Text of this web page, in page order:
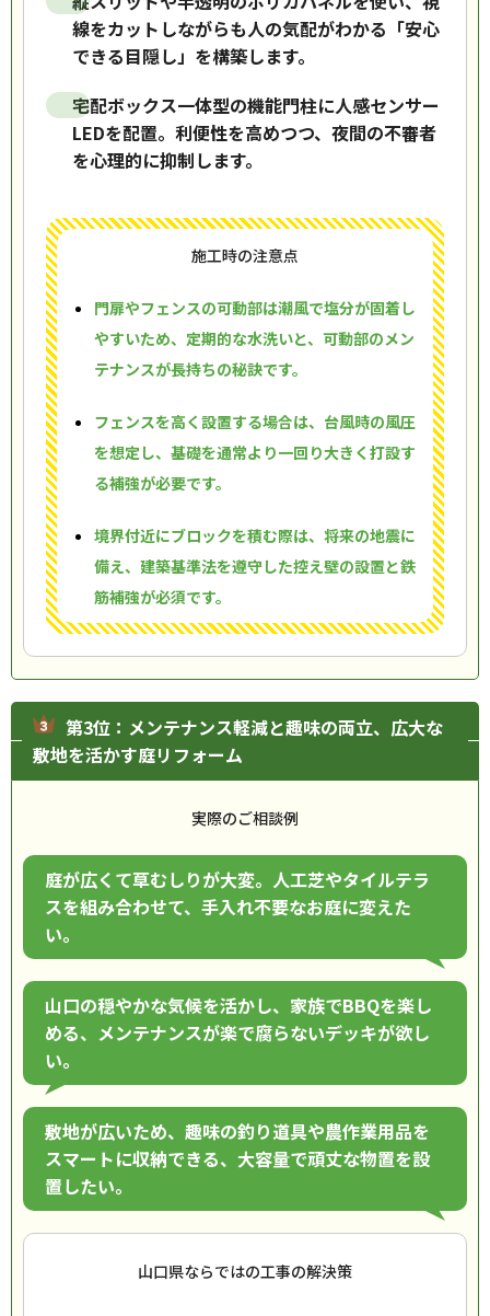
線をカットしながらも人の気配がわかる「安心
できる目隠し」を構築します。
宅配ボックス一体型の機能門柱に人感センサー
LEDを配置。利便性を高めつつ、夜間の不審者
を心理的に抑制します。
施工時の注意点
門扉やフェンスの可動部は潮風で塩分が固着し
やすいため、定期的な水洗いと、可動部のメン
テナンスが長持ちの秘訣です。
フェンスを高く設置する場合は、台風時の風圧
を想定し、基礎を通常より一回り大きく打設す
る補強が必要です。
境界付近にブロックを積む際は、将来の地震に
備え、建築基準法を遵守した控え壁の設置と鉄
筋補強が必須です。
第3位：メンテナンス軽減と趣味の両立、広大な
敷地を活かす庭リフォーム
実際のご相談例
庭が広くて草むしりが大変。人工芝やタイルテラ
スを組み合わせて、手入れ不要なお庭に変えた
い。
山口の穏やかな気候を活かし、家族でBBQを楽し
める、メンテナンスが楽で腐らないデッキが欲し
い。
敷地が広いため、趣味の釣り道具や農作業用品を
スマートに収納できる、大容量で頑丈な物置を設
置したい。
山口県ならではの工事の解決策